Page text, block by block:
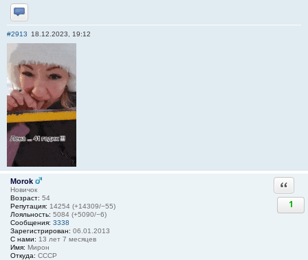
Отправить личное сообщение
#2913 18.12.2023, 19:12
Morok
Новичок
Возраст: 54
Репутация: 14254 (+14309/−55)
Лояльность: 5084 (+5090/−6)
Сообщения: 3338
Зарегистрирован: 06.01.2013
С нами: 13 лет 7 месяцев
Имя: Мирон
Откуда: СССР
1